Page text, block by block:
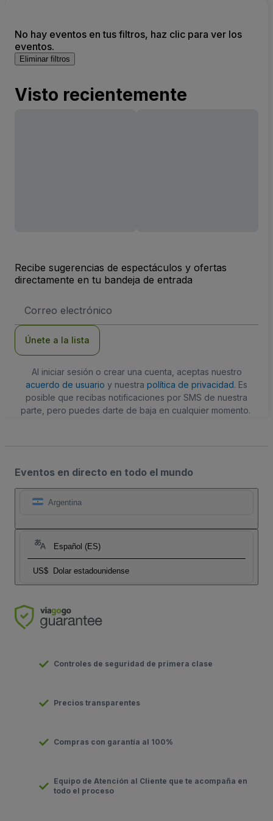
No hay eventos en tus filtros, haz clic para ver los
eventos.
Eliminar filtros
Visto recientemente
Recibe sugerencias de espectáculos y ofertas
directamente en tu bandeja de entrada
de
Únete a la lista
Al iniciar sesión o crear una cuenta, aceptas nuestro
acuerdo de usuario y nuestra política de privacidad. Es
posible que recibas notificaciones por SMS de nuestra
parte, pero puedes darte de baja en cualquier momento.
Eventos en directo en todo el mundo
Argentina
Español (ES)
US$ Dolar estadounidense
Controles de seguridad de primera clase
Precios transparentes
Compras con garantía al 100%
Equipo de Atención al Cliente que te acompaña en
todo el proceso